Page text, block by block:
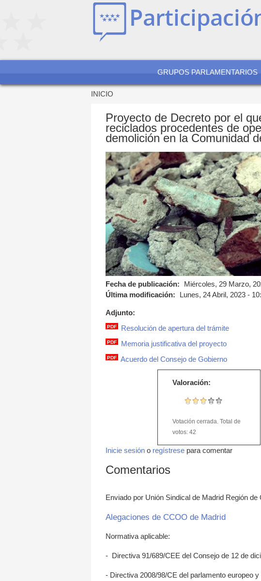
GRUPOS PARLAMENTARIOS
encuentra
usted
aquí
INICIO
Proyecto de Decreto por el
reciclados procedentes de
demolición en la Comunidad
Fecha de publicación:
Miércoles, 29 Marzo,
Última modificación:
Lunes, 24 Abril, 2023 -
Adjunto:
PDF Resolución de apertura del trámite
fichamemoria.pdf
PDF Memoria justificativa del proyecto
2450_certificado_fdo.pdf
PDF Acuerdo del Consejo de Gobierno
Valoración:
Votación cerrada. Total de
votos: 42
Inicie sesión o regístrese para comentar
Comentarios
Enviado por Unión Sindical de Madrid Región
Alegaciones de CCOO de Madrid
Normativa aplicable:
- Directiva 91/689/CEE del Consejo de 12 de
- Directiva 2008/98/CE del parlamento europeo